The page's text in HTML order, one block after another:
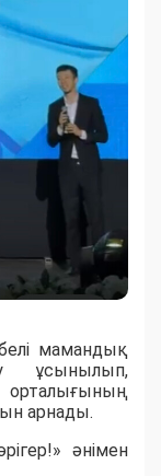
мамандық
ұсынылып,
арнады.
әнімен